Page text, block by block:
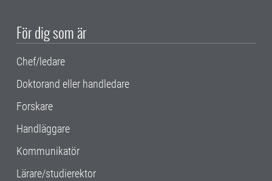
För dig som är
Chef/ledare
Doktorand eller handledare
Forskare
Handläggare
Kommunikatör
Lärare/studierektor